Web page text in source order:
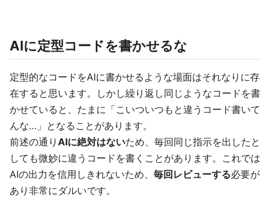
AIに定型コードを書かせるな
定型的なコードをAIに書かせるような場面はそれなりに存
在すると思います。しかし繰り返し同じようなコードを書
かせていると、たまに「こいついつもと違うコード書いて
んな…」となることがあります。
前述の通り AIに絶対はないため、毎回同じ指示を出したと
しても微妙に違うコードを書くことがあります。これでは
AIの出力を信用しきれないため、 毎回レビューする必要が
あり非常にダルいです。